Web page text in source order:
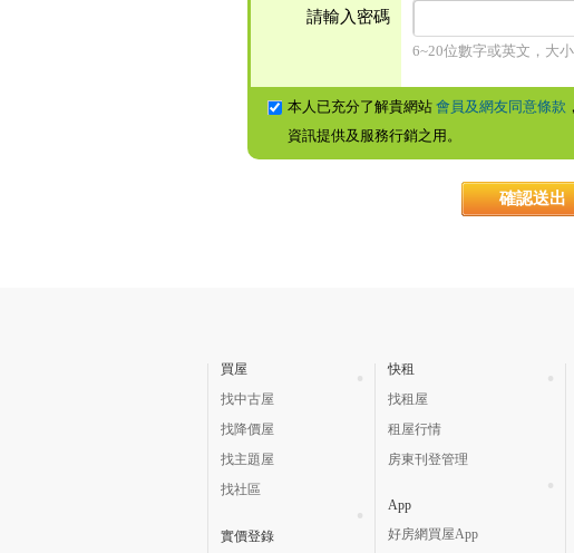
請輸入密碼
6~20位數字或英文，大
本人已充分了解貴網站 會員及網友同意條款
資訊提供及服務行銷之用。
買屋
找中古屋
找降價屋
找主題屋
找社區
實價登錄
快租
找租屋
租屋行情
房東刊登管理
App
好房網買屋App